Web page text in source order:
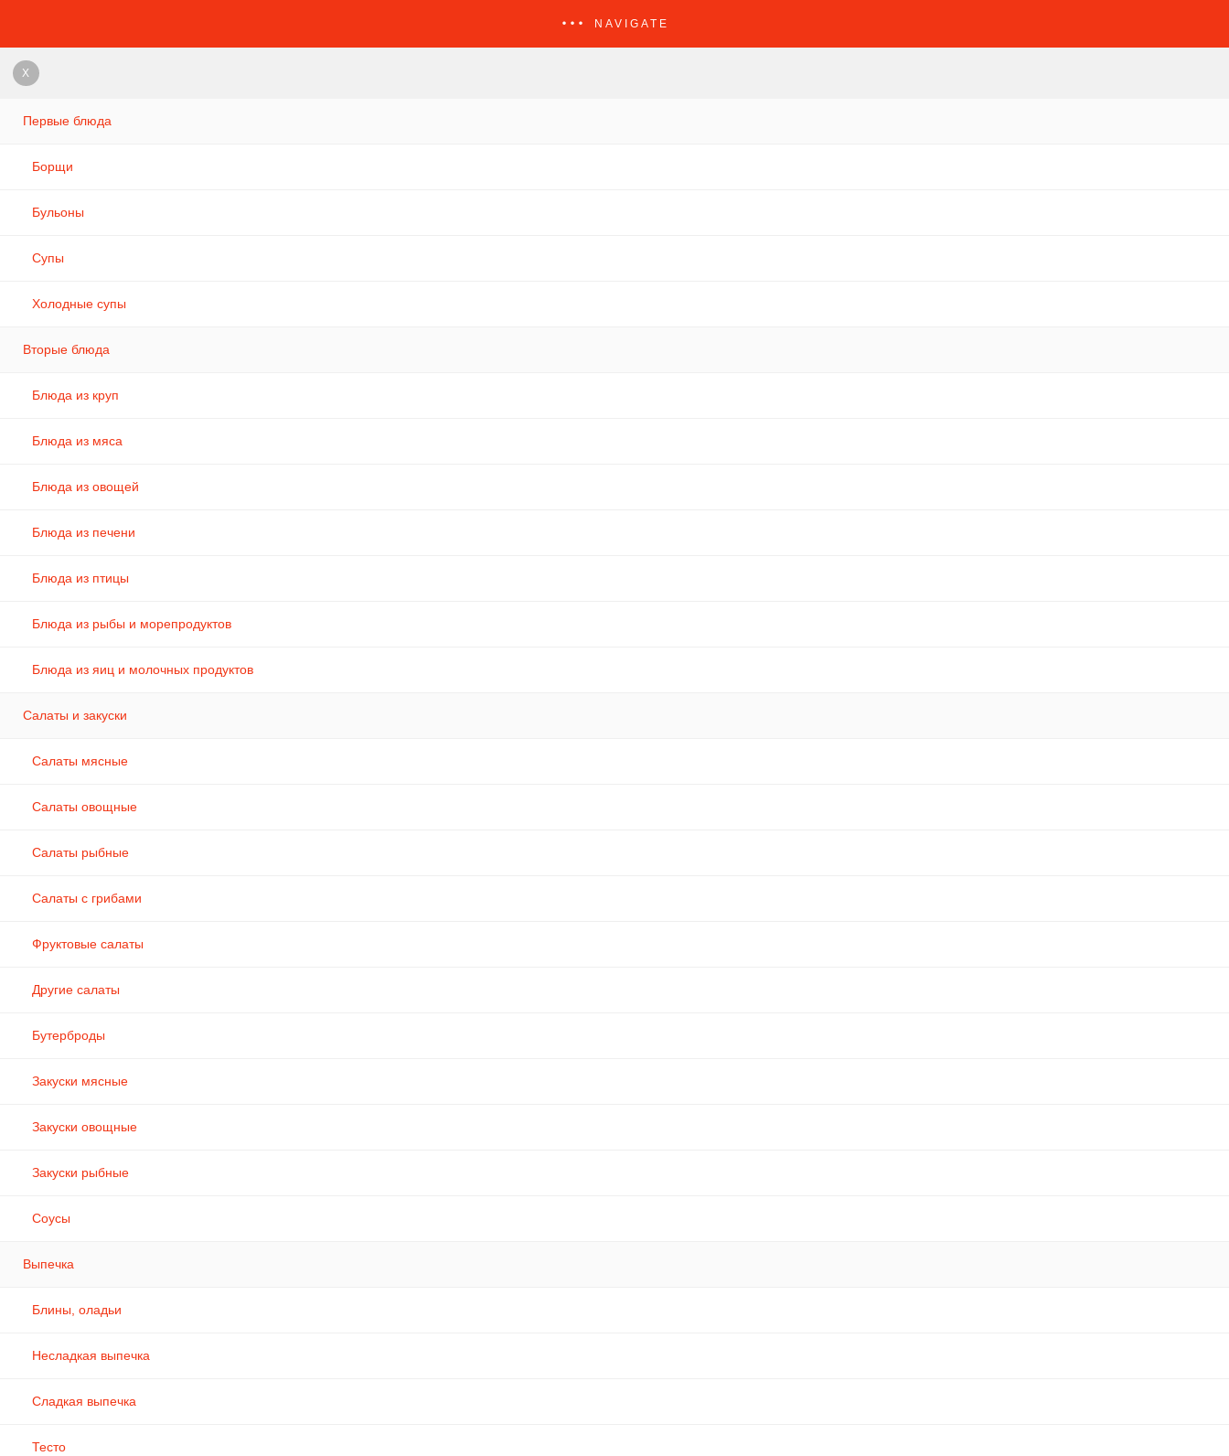
NAVIGATE
X
Первые блюда
Борщи
Бульоны
Супы
Холодные супы
Вторые блюда
Блюда из круп
Блюда из мяса
Блюда из овощей
Блюда из печени
Блюда из птицы
Блюда из рыбы и морепродуктов
Блюда из яиц и молочных продуктов
Салаты и закуски
Салаты мясные
Салаты овощные
Салаты рыбные
Салаты с грибами
Фруктовые салаты
Другие салаты
Бутерброды
Закуски мясные
Закуски овощные
Закуски рыбные
Соусы
Выпечка
Блины, оладьи
Несладкая выпечка
Сладкая выпечка
Тесто